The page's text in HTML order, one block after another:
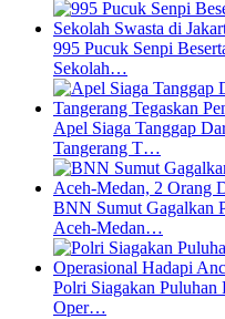
995 Pucuk Senpi
Sekolah…
Apel Siaga Tanggap
Tangerang T…
BNN Sumut Gagalkan
Aceh-Medan…
Polri Siagakan Puluhan
Oper…